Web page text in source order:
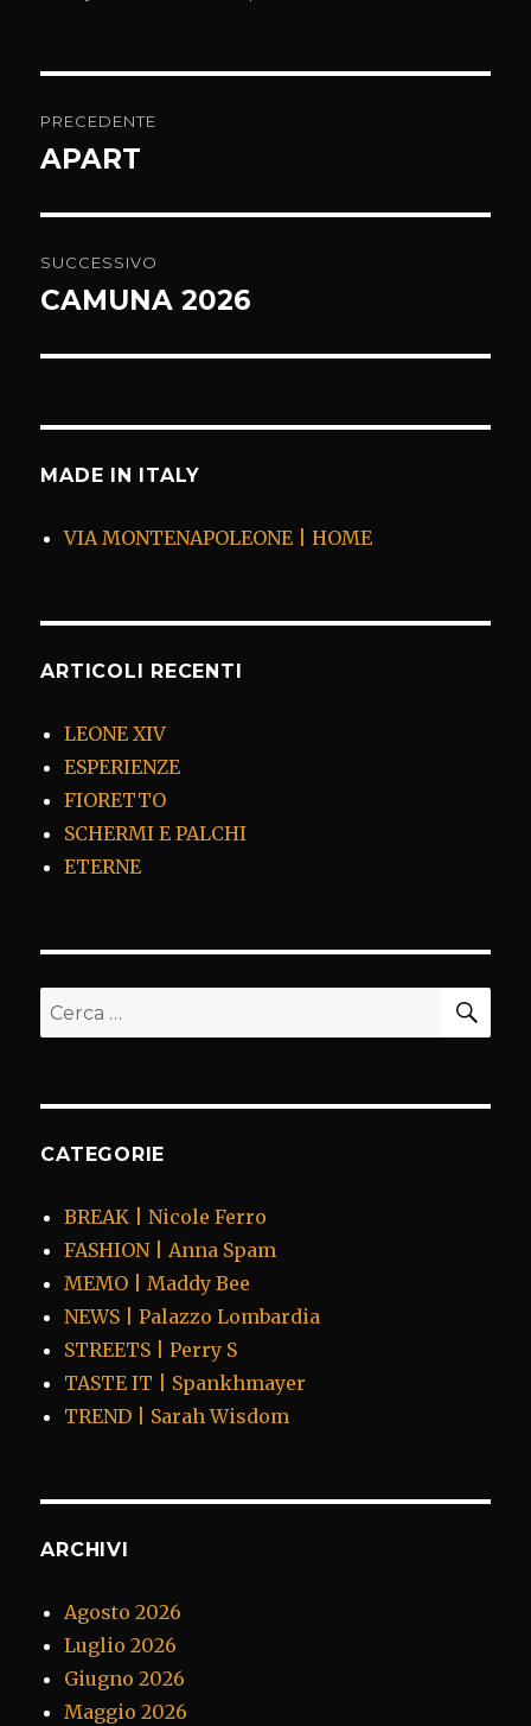
articoli
PRECEDENTE
Articolo
APART
SUCCESSIVO
Articolo
CAMUNA 2026
MADE IN ITALY
VIA MONTENAPOLEONE | HOME
ARTICOLI RECENTI
LEONE XIV
ESPERIENZE
FIORETTO
SCHERMI E PALCHI
ETERNE
Cerca:
CATEGORIE
BREAK | Nicole Ferro
FASHION | Anna Spam
MEMO | Maddy Bee
NEWS | Palazzo Lombardia
STREETS | Perry S
TASTE IT | Spankhmayer
TREND | Sarah Wisdom
ARCHIVI
Agosto 2026
Luglio 2026
Giugno 2026
Maggio 2026